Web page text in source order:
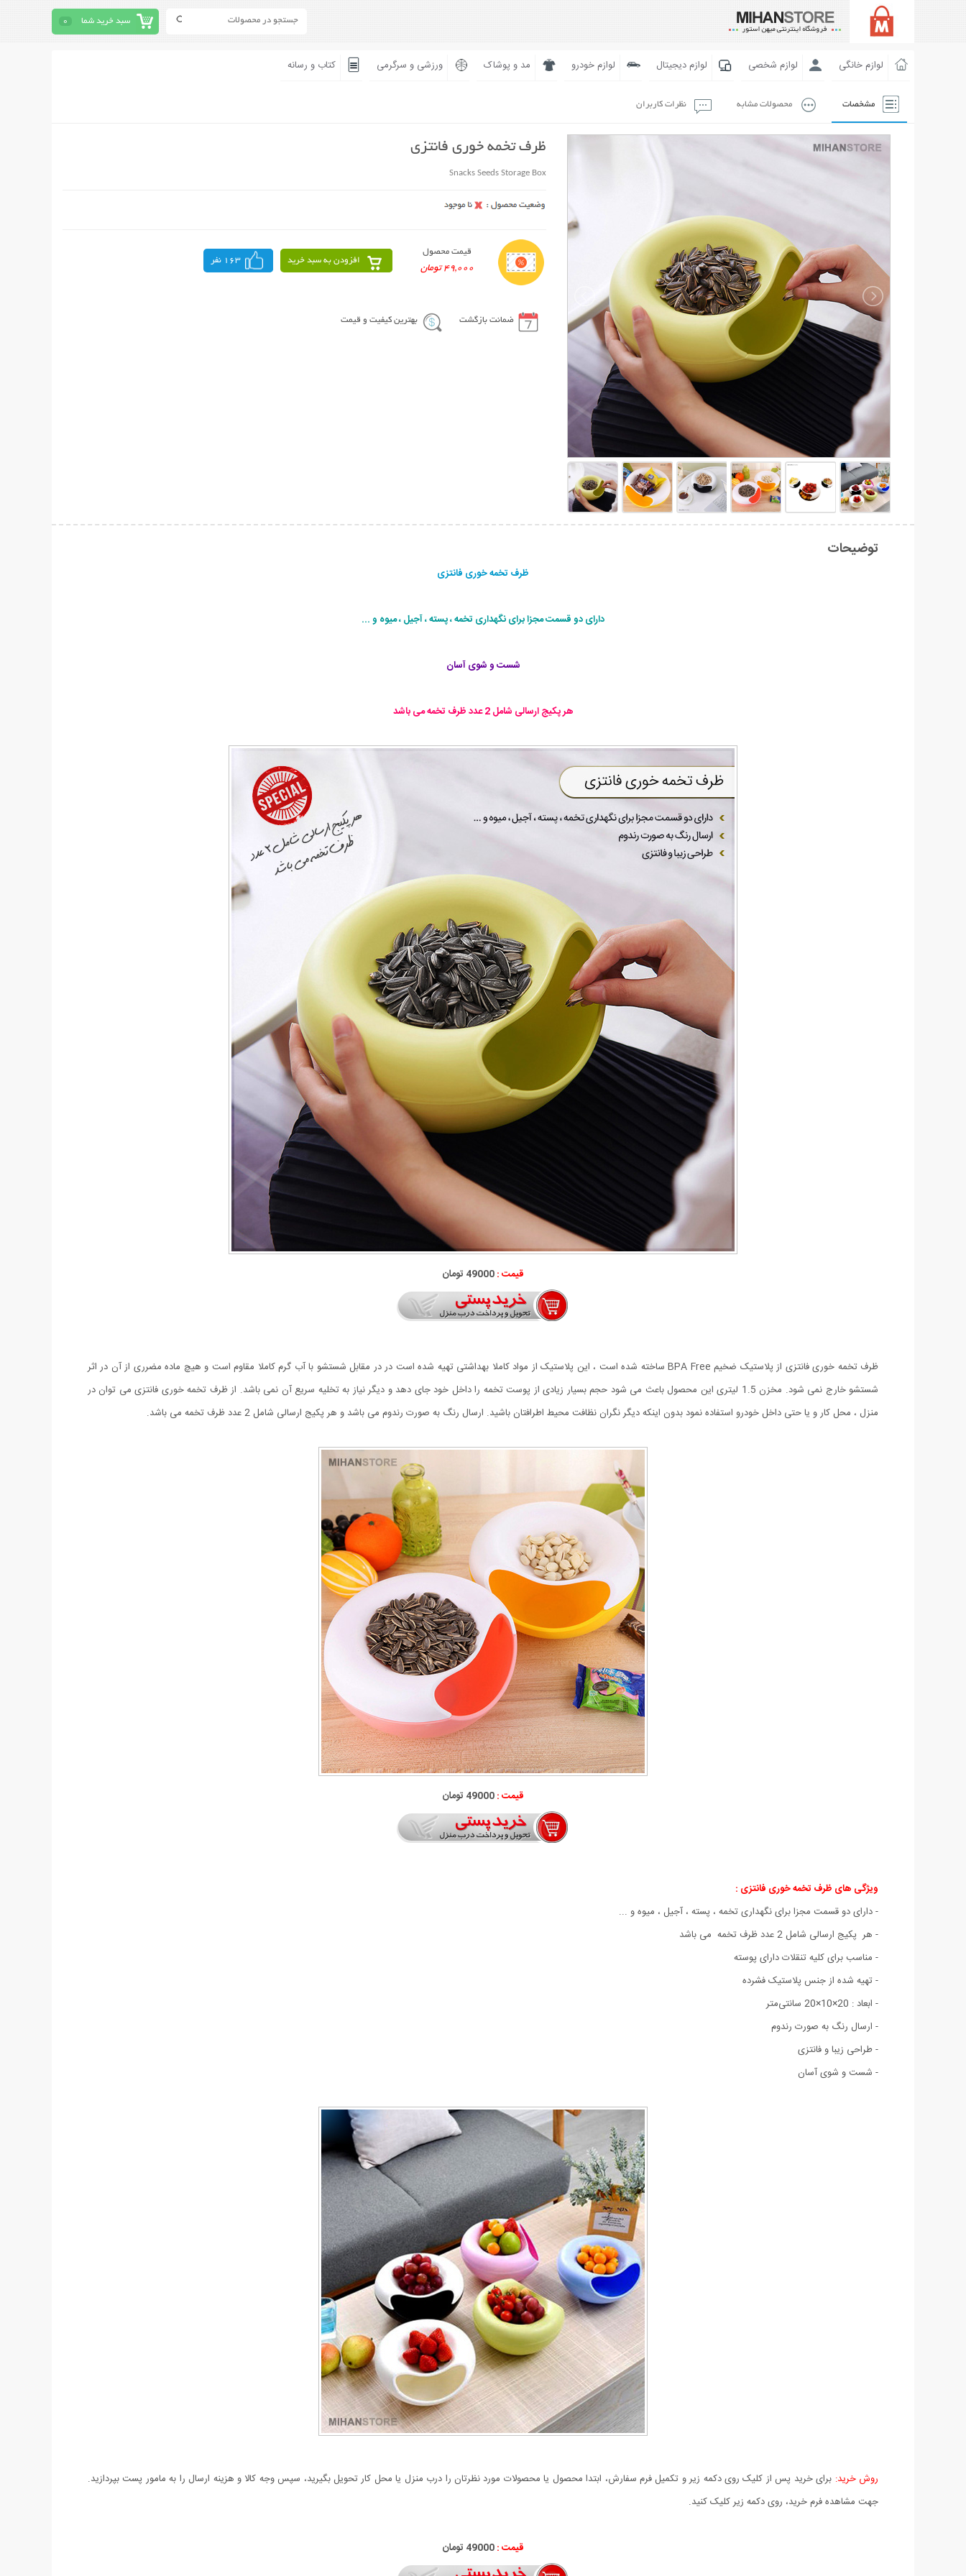
سبد خرید شما 0
لوازم خانگی لوازم شخصی لوازم دیجیتال لوازم خودرو مد و پوشاک ورزشی و سرگرمی کتاب و رسانه
مشخصات محصولات مشابه نظرات کاربران
ظرف تخمه خوری فانتزی
Snacks Seeds Storage Box
قیمت محصول
49,000 تومان
افزودن به سبد خرید 163 نفر
ضمانت بازگشت بهترین کیفیت و قیمت
توضیحات
ظرف تخمه خوری فانتزی
دارای دو قسمت مجزا برای نگهداری تخمه ، پسته ، آجیل ، میوه و ...
شست و شوی آسان
هر پکیج ارسالی شامل 2 عدد ظرف تخمه می باشد
قیمت :49000 تومان
ظرف تخمه خوری فانتزی از پلاستیک ضخیم BPA Free ساخته شده است ، این پلاستیک از مواد کاملا بهداشتی تهیه شده است در در مقابل شستشو با آب گرم کاملا مقاوم است و هیچ ماده مضرری از آن در اثر
شستشو خارج نمی شود. مخزن 1.5 لیتری این محصول باعث می شود حجم بسیار زیادی از پوست تخمه را داخل خود جای دهد و دیگر نیاز به تخلیه سریع آن نمی باشد. از ظرف تخمه خوری فانتزی می توان در
منزل ، محل کار و یا حتی داخل خودرو استفاده نمود بدون اینکه دیگر نگران نظافت محیط اطرافتان باشید. ارسال رنگ به صورت رندوم می باشد و هر پکیج ارسالی شامل 2 عدد ظرف تخمه می باشد.
قیمت :49000 تومان
ویژگی های ظرف تخمه خوری فانتزی :
- دارای دو قسمت مجزا برای نگهداری تخمه ، پسته ، آجیل ، میوه و ...
- هر پکیج ارسالی شامل 2 عدد ظرف تخمه می باشد
- مناسب برای کلیه تنقلات دارای پوسته
- تهیه شده از جنس پلاستیک فشرده
- ابعاد : 20×10×20 سانتی‌متر
- ارسال رنگ به صورت رندوم
- طراحی زیبا و فانتزی
- شست و شوی آسان
روش خرید: برای خرید پس از کلیک روی دکمه زیر و تکمیل فرم سفارش، ابتدا محصول یا محصولات مورد نظرتان را درب منزل یا محل کار تحویل بگیرید، سپس وجه کالا و هزینه ارسال را به مامور پست بپردازید.
جهت مشاهده فرم خرید، روی دکمه زیر کلیک کنید.
قیمت :49000 تومان